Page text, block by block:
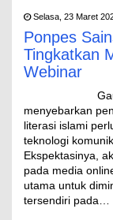
Selasa, 23 Maret
Ponpes
Tingkatkan
Webinar
menyebarkan
literasi islami
teknologi
Ekspektasinya,
pada media
utama untuk
tersendiri pada…